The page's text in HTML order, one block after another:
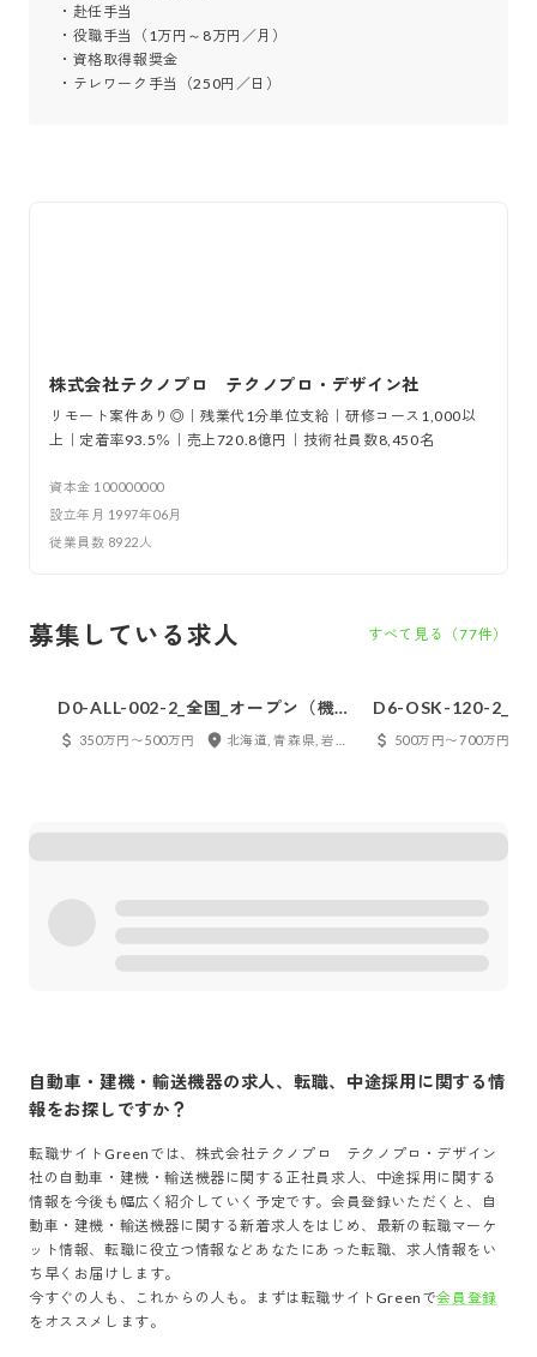
・赴任手当
・役職手当（1万円～8万円／月）
・資格取得報奨金
・テレワーク手当（250円／日）
株式会社テクノプロ テクノプロ・デザイン社
リモート案件あり◎｜残業代1分単位支給｜研修コース1,000以
上｜定着率93.5％｜売上720.8億円｜技術社員数8,450名
資本金 100000000
設立年月 1997年06月
従業員数 8922 人
募集している求人 すべて見る（77件）
D0-ALL-002-2_全国_オープン（機電
系）_メンバー_1206
350万円〜500万円
D6-OSK-120-2_大
務系ソフト_メンバ
500万円〜700万円
自動車・建機・輸送機器の求人、転職、中途採用に関する情
報をお探しですか？
転職サイトGreenでは、 株式会社テクノプロ テクノプロ・デザイン
社の 自動車・建機・輸送機器 に関する正社員求人、中途採用に関する
情報を今後も幅広く紹介していく予定です。会員登録いただくと、
自
動車・建機・輸送機器 に関する新着求人をはじめ、最新の転職マーケ
ット情報、転職に役立つ情報などあなたにあった転職、求人情報をい
ち早くお届けします。
今すぐの人も、これからの人も。まずは転職サイトGreenで会員登録
をオススメします。